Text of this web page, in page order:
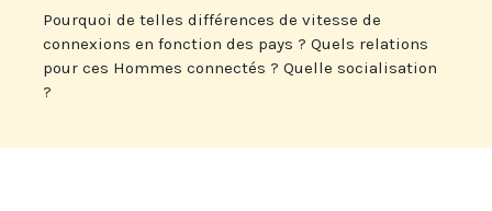
Pourquoi de telles différences de vitesse de
connexions en fonction des pays ? Quels relations
pour ces Hommes connectés ? Quelle socialisation
?